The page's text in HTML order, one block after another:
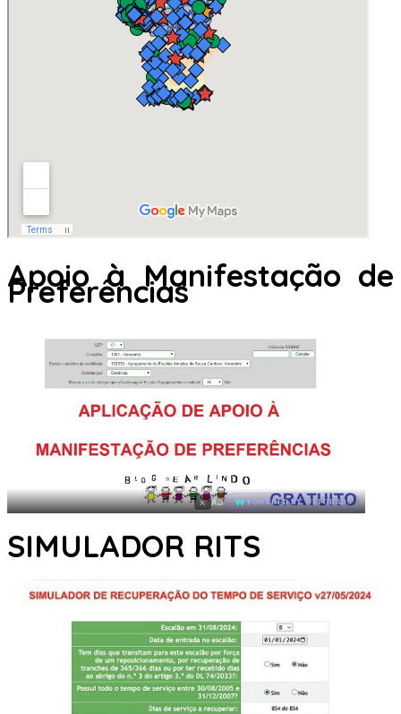
Apoio à Manifestação de
Preferências
× AD POWERED BY WEFORADS
SIMULADOR RITS